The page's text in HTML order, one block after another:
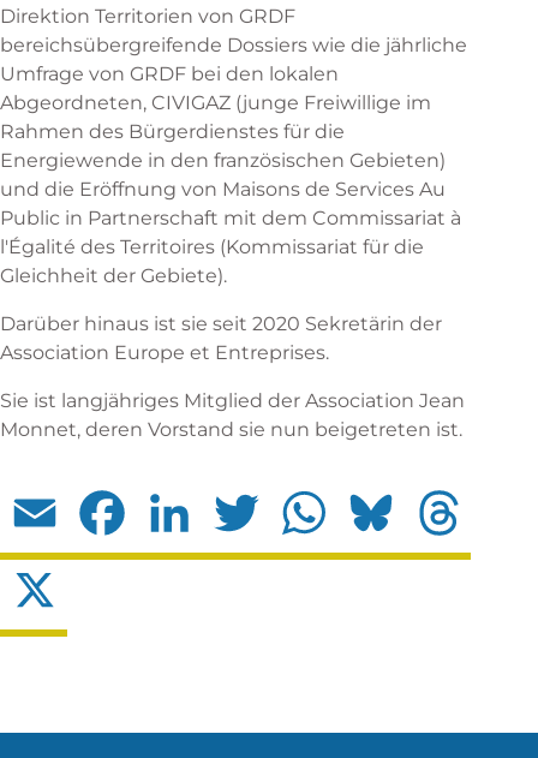
Direktion Territorien von GRDF
bereichsübergreifende Dossiers wie die jährliche
Umfrage von GRDF bei den lokalen
Abgeordneten, CIVIGAZ (junge Freiwillige im
Rahmen des Bürgerdienstes für die
Energiewende in den französischen Gebieten)
und die Eröffnung von Maisons de Services Au
Public in Partnerschaft mit dem Commissariat à
l'Égalité des Territoires (Kommissariat für die
Gleichheit der Gebiete).
Darüber hinaus ist sie seit 2020 Sekretärin der
Association Europe et Entreprises.
Sie ist langjähriges Mitglied der Association Jean
Monnet, deren Vorstand sie nun beigetreten ist.
Email Facebook LinkedIn Twitter WhatsApp Bluesky